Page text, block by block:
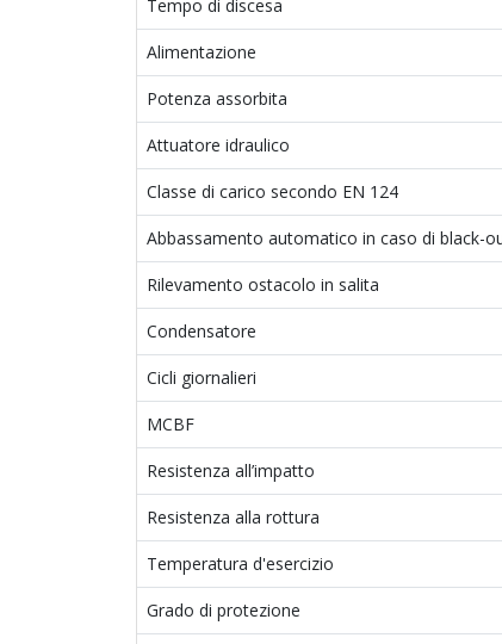
Tempo di discesa
Alimentazione
Potenza assorbita
Attuatore idraulico
Classe di carico secondo EN 124
Abbassamento automatico in caso di black-
Rilevamento ostacolo in salita
Condensatore
Cicli giornalieri
MCBF
Resistenza all’impatto
Resistenza alla rottura
Temperatura d'esercizio
Grado di protezione